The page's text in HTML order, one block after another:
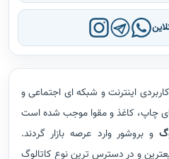
اینترنت و شبکه ای اجتماعی و
های چاپ، کاغذ و مقوا موجب شده است
و بروشور وارد عرصه بازار گردند.
و در دسترس ترین نوع کاتالوگ